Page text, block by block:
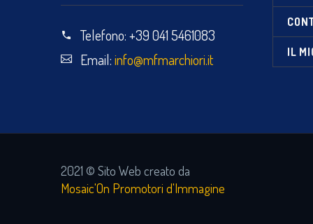
Telefono:+39 041 5461083
Email:info@mfmarchiori.it IL
2021 © Sito Web creato da
Mosaic'On Promotori d'Immagine